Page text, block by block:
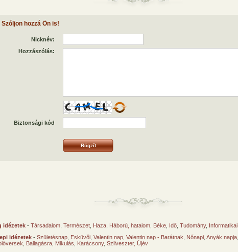
Szóljon hozzá Ön is!
Nicknév:
Hozzászólás:
Biztonsági kód
idézetek - Társadalom Természet Haza Háború, hatalom Béke Idő Tudomány, Informatikai
idézetek - Születésnap Esküvői Valentin nap Valentin nap - Barátnak Nőnapi Anyák napja
Ballagásra Mikulás Karácsony, Szilveszter, Újév